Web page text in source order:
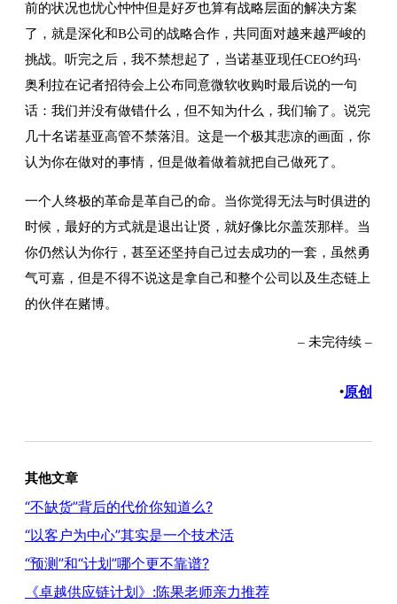
前的状况也忧心忡忡但是好歹也算有战略层面的解决方案
了，就是深化和B公司的战略合作，共同面对越来越严峻的
挑战。听完之后，我不禁想起了，当诺基亚现任CEO约玛·
奥利拉在记者招待会上公布同意微软收购时最后说的一句
话：我们并没有做错什么，但不知为什么，我们输了。说完
几十名诺基亚高管不禁落泪。这是一个极其悲凉的画面，你
认为你在做对的事情，但是做着做着就把自己做死了。
一个人终极的革命是革自己的命。当你觉得无法与时俱进的
时候，最好的方式就是退出让贤，就好像比尔盖茨那样。当
你仍然认为你行，甚至还坚持自己过去成功的一套，虽然勇
气可嘉，但是不得不说这是拿自己和整个公司以及生态链上
的伙伴在赌博。
– 未完待续 –
•原创
其他文章
“不缺货”背后的代价你知道么?
“以客户为中心”其实是一个技术活
“预测”和“计划”哪个更不靠谱?
《卓越供应链计划》:陈果老师亲力推荐